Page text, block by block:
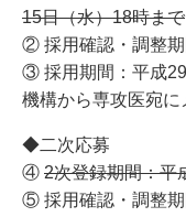
15日（水）18時まで
② 採用確認・調整期
③ 採用期間：平成
機構から専攻医宛に
◆二次応募
④ 2次登録期間：平
⑤ 採用確認・調整